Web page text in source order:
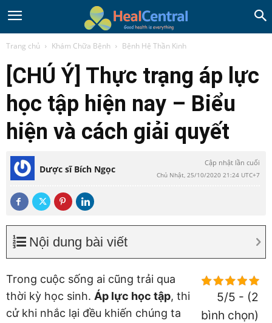
Trang chủ Khám Chữa Bệnh Bệnh Hệ Thần Kinh
[CHÚ Ý] Thực trạng áp lực
học tập hiện nay – Biểu
hiện và cách giải quyết
Dược sĩ Bích Ngọc
Cập nhật lần cuối
Chủ Nhật, 25/10/2020 21:24 UTC+7
Nội dung bài viết
5/5 - (2
bình chọn)
Trong cuộc sống ai cũng trải qua
thời kỳ học sinh. Áp lực học tập, thi
cử khi nhắc lại đều khiến chúng ta